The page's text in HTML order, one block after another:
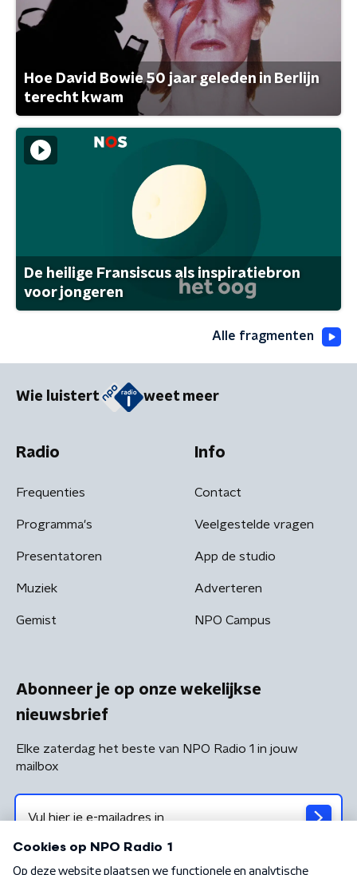
Hoe David Bowie 50 jaar geleden in Berlijn
terecht kwam
De heilige Fransiscus als inspiratiebron
voor jongeren
Alle fragmenten
Wie luistert weet meer
Radio
Frequenties
Programma's
Presentatoren
Muziek
Gemist
Info
Contact
Veelgestelde vragen
App de studio
Adverteren
NPO Campus
Abonneer je op onze wekelijkse
nieuwsbrief
Elke zaterdag het beste van NPO Radio 1 in jouw
mailbox